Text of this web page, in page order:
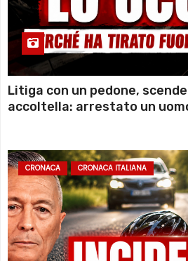
Litiga con un pedone,
accoltella: arrestato un
CRONACA CRONACA ITALIANA